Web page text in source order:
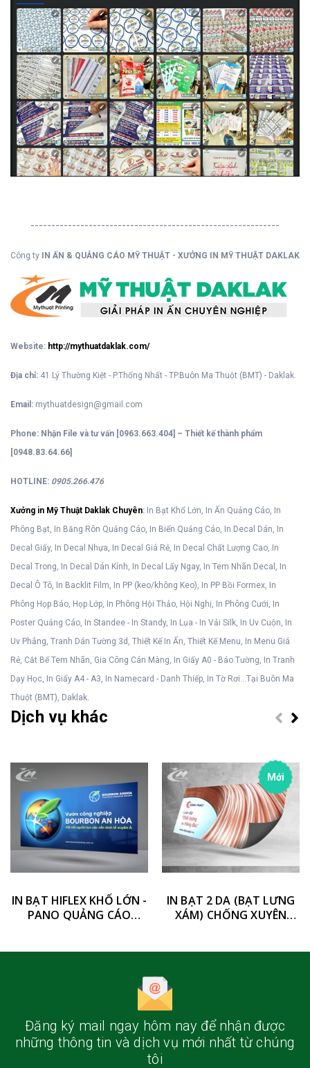
------------------------------------------------------------
Công ty IN ẤN & QUẢNG CÁO MỸ THUẬT - XƯỞNG IN MỸ THUẬT DAKLAK
Website: http://mythuatdaklak.com/
Địa chỉ: 41 Lý Thường Kiệt - P.Thống Nhất - TP.Buôn Ma Thuột (BMT) - Daklak.
Email: mythuatdesign@gmail.com
Phone: Nhận File và tư vấn [0963.663.404] – Thiết kế thành phẩm
[0948.83.64.66]
HOTLINE: 0905.266.476
Xưởng in Mỹ Thuật Daklak Chuyên: In Bạt Khổ Lớn, In Ấn Quảng Cáo, In
Phông Bạt, In Băng Rôn Quảng Cáo, In Biển Quảng Cáo, In Decal Dán, In
Decal Giấy, In Decal Nhựa, In Decal Giá Rẻ, In Decal Chất Lượng Cao, In
Decal Trong, In Decal Dán Kính, In Decal Lấy Ngay, In Tem Nhãn Decal, In
Decal Ô Tô, In Backlit Film, In PP (keo/không Keo), In PP Bồi Formex, In
Phông Họp Báo, Họp Lớp, In Phông Hội Thảo, Hội Nghị, In Phông Cưới, In
Poster Quảng Cáo, In Standee - In Standy, In Lụa - In Vải Silk, In Uv Cuộn, In
Uv Phẳng, Tranh Dán Tường 3d, Thiết Kế In Ấn, Thiết Kế Menu, In Menu Giá
Rẻ, Cắt Bế Tem Nhãn, Gia Công Cán Màng, In Giấy A0 - Báo Tường, In Tranh
Dạy Học, In Giấy A4 - A3, In Namecard - Danh Thiếp, In Tờ Rơi...Tại Buôn Ma
Thuột (BMT), Daklak.
Dịch vụ khác
IN BẠT HIFLEX KHỔ LỚN -
PANO QUẢNG CÁO
Mới
IN BẠT 2 DA (BẠT LƯNG
XÁM) CHỐNG XUYÊN
Đăng ký mail ngay hôm nay để nhận được
những thông tin và dịch vụ mới nhất từ chúng
tôi